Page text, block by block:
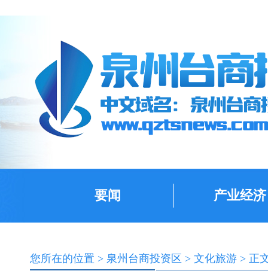
要闻 产业经济
您所在的位置 > 泉州台商投资区 > 文化旅游 > 正